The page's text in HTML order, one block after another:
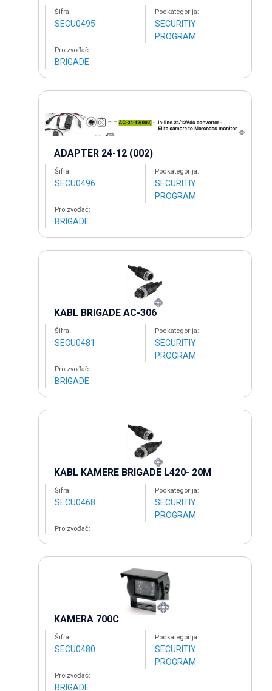
Šifra:
SECU0495
Podkategorija:
SECURITIY
PROGRAM
Proizvođač:
BRIGADE
ADAPTER 24-12 (002)
Šifra:
SECU0496
Podkategorija:
SECURITIY
PROGRAM
Proizvođač:
BRIGADE
KABL BRIGADE AC-306
Šifra:
SECU0481
Podkategorija:
SECURITIY
PROGRAM
Proizvođač:
BRIGADE
KABL KAMERE BRIGADE L420- 20M
Šifra:
SECU0468
Podkategorija:
SECURITIY
PROGRAM
Proizvođač:
KAMERA 700C
Šifra:
SECU0480
Podkategorija:
SECURITIY
PROGRAM
Proizvođač:
BRIGADE